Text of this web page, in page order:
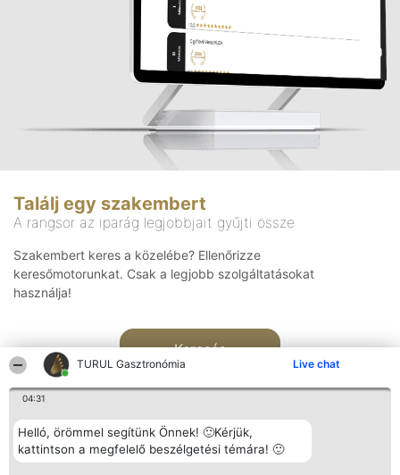
TURUL Gasztronómia Live chat
04:31
Helló, örömmel segítünk Önnek! 🙂Kérjük,
kattintson a megfelelő beszélgetési témára! 🙂
Találj egy szakembert
A rangsor az iparág legjobbjait gyűjti össze
Szakembert keres a közelébe? Ellenőrizze
keresőmotorunkat. Csak a legjobb szolgáltatásokat
használja!
Keresés